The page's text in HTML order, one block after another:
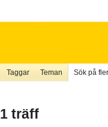
Taggar Teman Sök på
1 träff